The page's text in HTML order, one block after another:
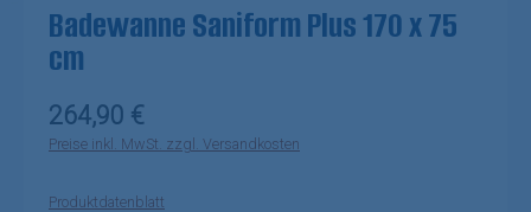
Badewanne Saniform Plus 170 x 75
cm
Regulärer Preis:
264,90 €
Preise inkl. MwSt. zzgl. Versandkosten
Produktdatenblatt